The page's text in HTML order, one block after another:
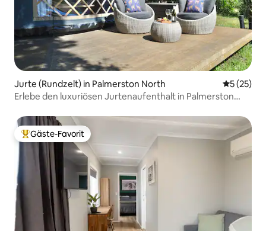
Jurte (Rundzelt) in Palmerston North
5 (25)
Erlebe den luxuriösen Jurtenaufenthalt in Palmerston
Beliebter Gäste-Favorit.
Gäste-Favorit